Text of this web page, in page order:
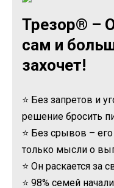
Трезор® –
сам и
захочет!
⭐ Без запретов и
решение бросить
⭐ Без срывов –
только мысли о
⭐ Он раскается за
⭐ 98% семей